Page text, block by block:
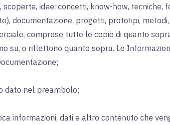
idee, concetti, know-how, tecniche,
documentazione, progetti, prototipi,
comprese tutte le copie di quanto
su, o riflettono quanto sopra. Le
dato nel preambolo;
informazioni, dati e altro contenuto che